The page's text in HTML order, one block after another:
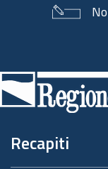
di
pagina
Recapiti